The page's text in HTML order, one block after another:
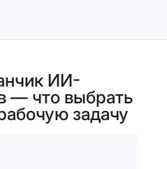
ИИ-
— что выбрать
задачу